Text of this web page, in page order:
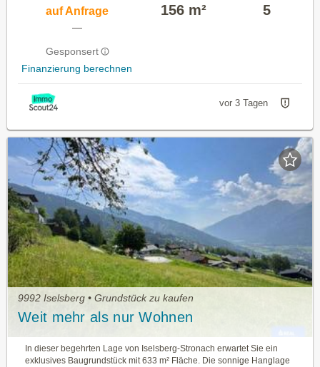
auf Anfrage
—
Gesponsert
Finanzierung berechnen
156 m² 5
vor 3 Tagen
9992 Iselsberg • Grundstück zu kaufen
Weit mehr als nur Wohnen
In dieser begehrten Lage von Iselsberg-Stronach erwartet Sie ein
exklusives Baugrundstück mit 633 m² Fläche. Die sonnige Hanglage